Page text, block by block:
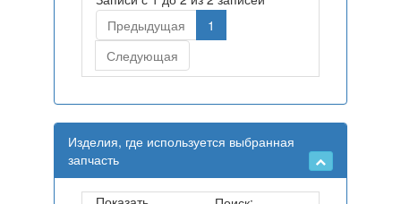
Предыдущая
1
Следующая
Изделия, где используется выбранная
запчасть